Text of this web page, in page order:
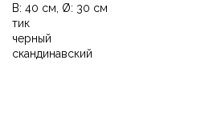
В: 40 см, Ø: 30 см
тик
черный
скандинавский